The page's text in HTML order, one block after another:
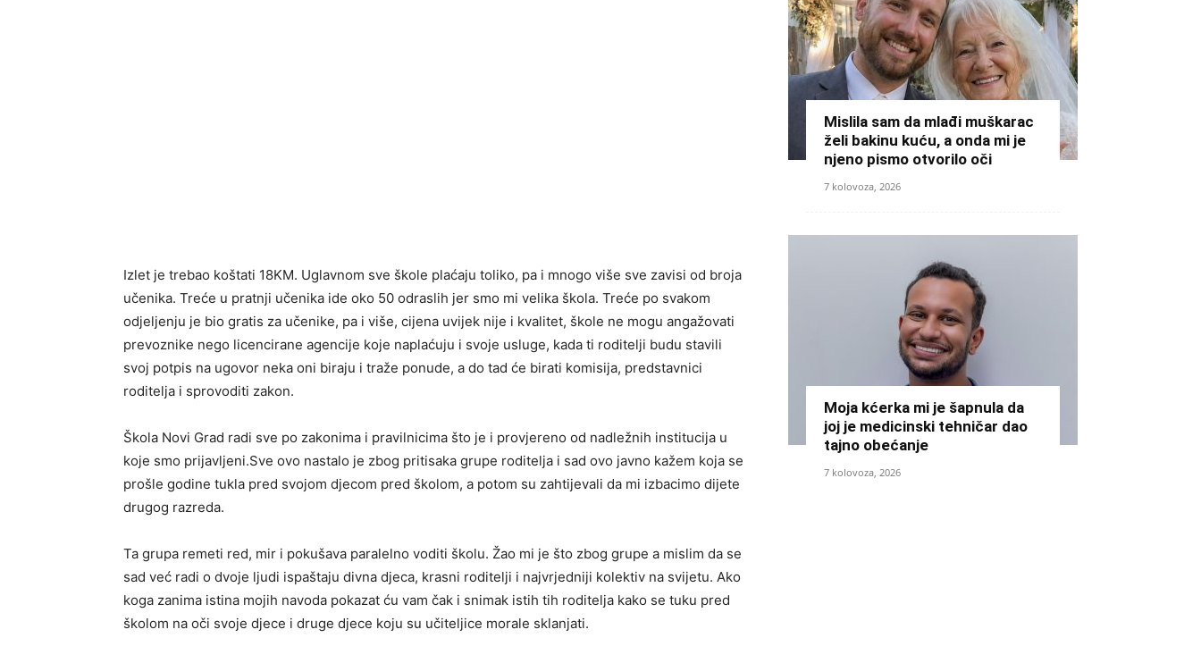
Izlet je trebao koštati 18KM. Uglavnom sve škole plaćaju toliko, pa i mnogo više sve zavisi od broja
učenika. Treće u pratnji učenika ide oko 50 odraslih jer smo mi velika škola. Treće po svakom
odjeljenju je bio gratis za učenike, pa i više, cijena uvijek nije i kvalitet, škole ne mogu angažovati
prevoznike nego licencirane agencije koje naplaćuju i svoje usluge, kada ti roditelji budu stavili
svoj potpis na ugovor neka oni biraju i traže ponude, a do tad će birati komisija, predstavnici
roditelja i sprovoditi zakon.
Škola Novi Grad radi sve po zakonima i pravilnicima što je i provjereno od nadležnih institucija u
koje smo prijavljeni.Sve ovo nastalo je zbog pritisaka grupe roditelja i sad ovo javno kažem koja se
prošle godine tukla pred svojom djecom pred školom, a potom su zahtijevali da mi izbacimo dijete
drugog razreda.
Ta grupa remeti red, mir i pokušava paralelno voditi školu. Žao mi je što zbog grupe a mislim da se
sad već radi o dvoje ljudi ispaštaju divna djeca, krasni roditelji i najvrjedniji kolektiv na svijetu. Ako
koga zanima istina mojih navoda pokazat ću vam čak i snimak istih tih roditelja kako se tuku pred
školom na oči svoje djece i druge djece koju su učiteljice morale sklanjati.
Mislila sam da mlađi muškarac
želi bakinu kuću, a onda mi je
njeno pismo otvorilo oči
7 kolovoza, 2026
Moja kćerka mi je šapnula da
joj je medicinski tehničar dao
tajno obećanje
7 kolovoza, 2026